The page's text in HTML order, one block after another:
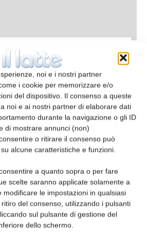
noi e i nostri partner
i cookie per memorizzare e/o
del dispositivo. Il consenso a queste
noi e ai nostri partner di elaborare dati
durante la navigazione o gli ID
di mostrare annunci (non)
o ritirare il consenso può
alcune caratteristiche e funzioni.
a quanto sopra o per fare
scelte saranno applicate solamente a
modificare le impostazioni in qualsiasi
del consenso, utilizzando i pulsanti
sul pulsante di gestione del
dello schermo.